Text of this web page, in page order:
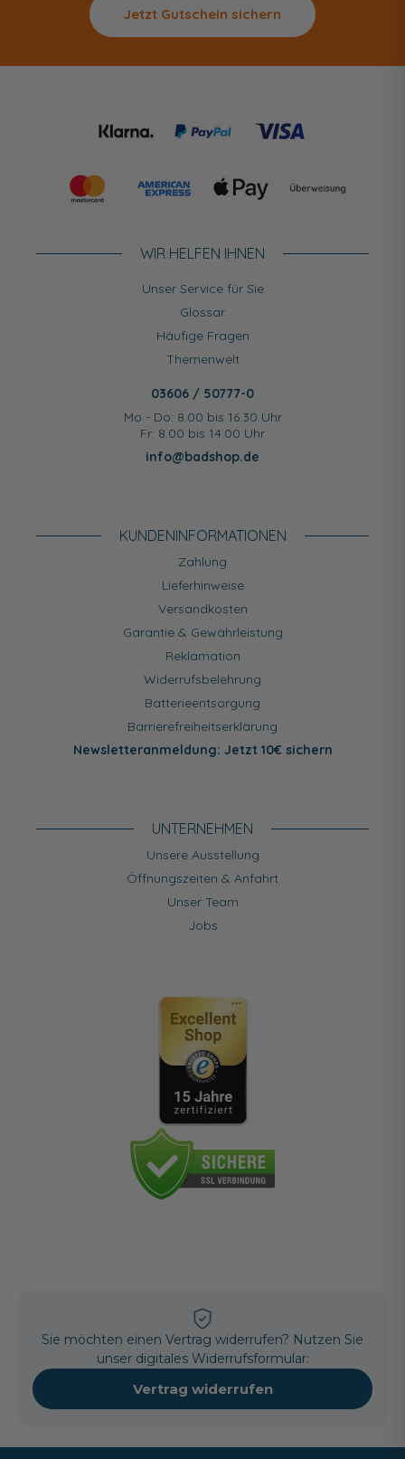
Jetzt Gutschein sichern
WIR HELFEN IHNEN
Unser Service für Sie
Glossar
Häufige Fragen
Themenwelt
03606 / 50777-0
Mo - Do: 8.00 bis 16.30 Uhr
Fr: 8.00 bis 14.00 Uhr
info@badshop.de
KUNDEN­INFORMATIONEN
Zahlung
Lieferhinweise
Versandkosten
Garantie & Gewährleistung
Reklamation
Widerrufsbelehrung
Batterieentsorgung
Barrierefreiheitserklärung
Newsletteranmeldung: Jetzt 10€ sichern
UNTERNEHMEN
Unsere Ausstellung
Öffnungszeiten & Anfahrt
Unser Team
Jobs
Sie möchten einen Vertrag widerrufen? Nutzen Sie
unser digitales Widerrufsformular:
Vertrag widerrufen